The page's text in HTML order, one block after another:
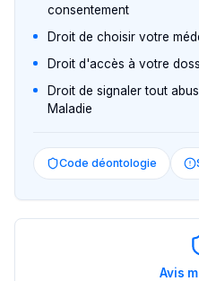
consentement
Droit de choisir votre
Droit d'accès à votre
Droit de signaler tout
Maladie
Code déontologie
Avis